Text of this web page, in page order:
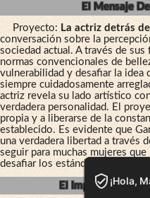
El Mensaje
Proyecto: La actriz detrás
conversación sobre la
sociedad actual. A través de
normas convencionales de
vulnerabilidad y desafiar la idea
siempre cuidadosamente
actriz revela su lado artístico
verdadera personalidad. El
propia y a liberarse de la
establecido. Es evidente que
una verdadera libertad a través
seguir para muchas mujeres
desafiar los estándares culturales.
El Impacto De
¡Hola,